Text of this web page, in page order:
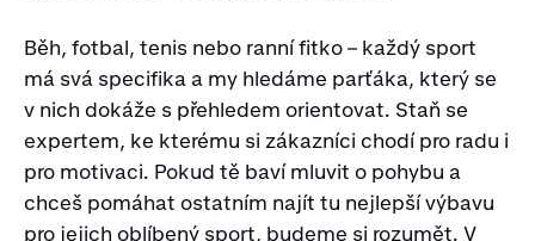
Běh, fotbal, tenis nebo ranní fitko – každý sport
má svá specifika a my hledáme parťáka, který se
v nich dokáže s přehledem orientovat. Staň se
expertem, ke kterému si zákazníci chodí pro radu i
pro motivaci. Pokud tě baví mluvit o pohybu a
chceš pomáhat ostatním najít tu nejlepší výbavu
pro jejich oblíbený sport, budeme si rozumět. V